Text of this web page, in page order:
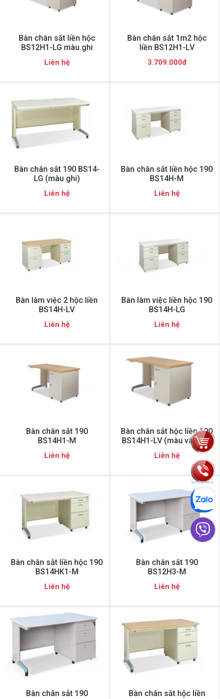
Bàn chân sắt liền hộc
BS12H1-LG màu ghi
Liên hệ
Bàn chân sắt 1m2 hộc
liền BS12H1-LV
3.709.000đ
Bàn chân sắt 190 BS14-
LG (màu ghi)
Liên hệ
Bàn chân sắt liền hộc 190
BS14H-M
Liên hệ
Bàn làm việc 2 hộc liền
BS14H-LV
Liên hệ
Bàn làm việc liền hộc 190
BS14H-LG
Liên hệ
Bàn chân sắt 190
BS14H1-M
Liên hệ
Bàn chân sắt hộc liền 190
BS14H1-LV (màu vân gỗ)
Liên hệ
Bàn chân sắt liền hộc 190
BS14HK1-M
Liên hệ
Bàn chân sắt 190
BS12H3-M
Liên hệ
Bàn chân sắt 190
Bàn chân sắt hộc liền